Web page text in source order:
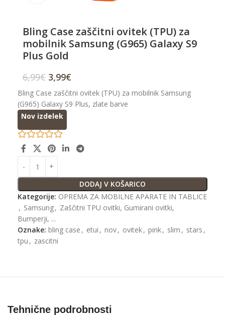
Bling Case zaščitni ovitek (TPU) za
mobilnik Samsung (G965) Galaxy S9
Plus Gold
6,99€ 3,99€
Bling Case zaščitni ovitek (TPU) za mobilnik Samsung
(G965) Galaxy S9 Plus, zlate barve
DODAJ V KOŠARICO
Nov izdelek
Kategorije: OPREMA ZA MOBILNE APARATE IN TABLICE
, Samsung, Zaščitni TPU ovitki, Gumirani ovitki,
Bumperji, ...
Oznake: bling case , etui , nov, ovitek, pink, slim , stars ,
tpu , zascitni
Tehnične podrobnosti